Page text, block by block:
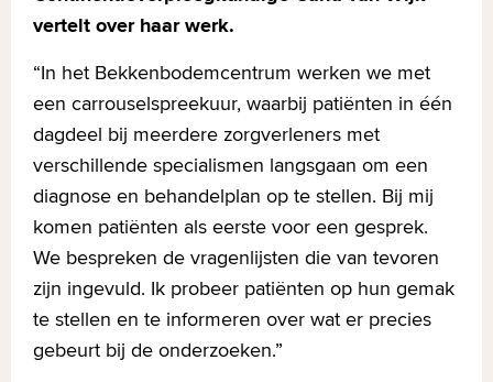
vertelt over haar werk.
“In het Bekkenbodemcentrum werken we met
een carrouselspreekuur, waarbij patiënten in één
dagdeel bij meerdere zorgverleners met
verschillende specialismen langsgaan om een
diagnose en behandelplan op te stellen. Bij mij
komen patiënten als eerste voor een gesprek.
We bespreken de vragenlijsten die van tevoren
zijn ingevuld. Ik probeer patiënten op hun gemak
te stellen en te informeren over wat er precies
gebeurt bij de onderzoeken.”